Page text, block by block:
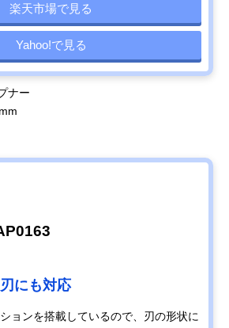
楽天市場で見る
Yahoo!で見る
ナー
にも対応
ョンを搭載しているので、刃の形状に